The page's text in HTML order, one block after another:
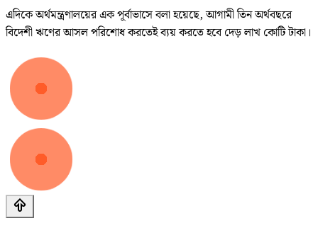
এদিকে অর্থমন্ত্রণালয়ের এক পূর্বাভাসে বলা হয়েছে, আগামী তিন অর্থবছরে
বিদেশী ঋণের আসল পরিশোধ করতেই ব্যয় করতে হবে দেড় লাখ কোটি টাকা।